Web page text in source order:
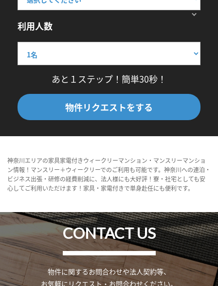
利用人数
あと１ステップ！簡単30秒！
物件リクエストをする
神奈川エリアの家具家電付きウィークリーマンション・マンスリーマンショ
ン情報！マンスリー＋ウィークリーでのご利用も可能です。神奈川への連泊・
ビジネス出張・研修の経費削減に、法人様にも大好評！寮・社宅としても安
心してご利用いただけます！家具・家電付きで単身赴任にも便利です。
CONTACT US
物件に関するお問合わせや法人契約等、
お気軽にリクエスト・お問合わせください。